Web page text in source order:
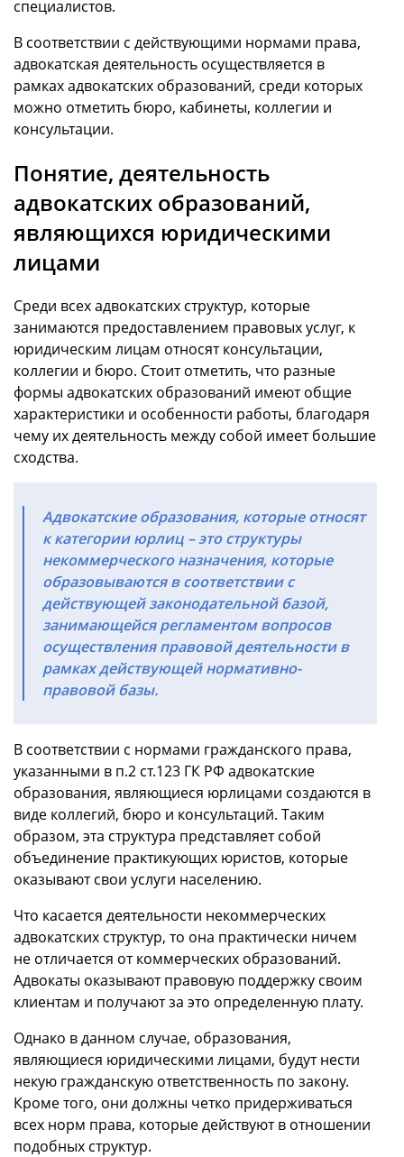
специалистов.
В соответствии с действующими нормами права,
адвокатская деятельность осуществляется в
рамках адвокатских образований, среди которых
можно отметить бюро, кабинеты, коллегии и
консультации.
Понятие, деятельность
адвокатских образований,
являющихся юридическими
лицами
Среди всех адвокатских структур, которые
занимаются предоставлением правовых услуг, к
юридическим лицам относят консультации,
коллегии и бюро. Стоит отметить, что разные
формы адвокатских образований имеют общие
характеристики и особенности работы, благодаря
чему их деятельность между собой имеет большие
сходства.
Адвокатские образования, которые относят
к категории юрлиц – это структуры
некоммерческого назначения, которые
образовываются в соответствии с
действующей законодательной базой,
занимающейся регламентом вопросов
осуществления правовой деятельности в
рамках действующей нормативно-
правовой базы.
В соответствии с нормами гражданского права,
указанными в п.2 ст.123 ГК РФ адвокатские
образования, являющиеся юрлицами создаются в
виде коллегий, бюро и консультаций. Таким
образом, эта структура представляет собой
объединение практикующих юристов, которые
оказывают свои услуги населению.
Что касается деятельности некоммерческих
адвокатских структур, то она практически ничем
не отличается от коммерческих образований.
Адвокаты оказывают правовую поддержку своим
клиентам и получают за это определенную плату.
Однако в данном случае, образования,
являющиеся юридическими лицами, будут нести
некую гражданскую ответственность по закону.
Кроме того, они должны четко придерживаться
всех норм права, которые действуют в отношении
подобных структур.